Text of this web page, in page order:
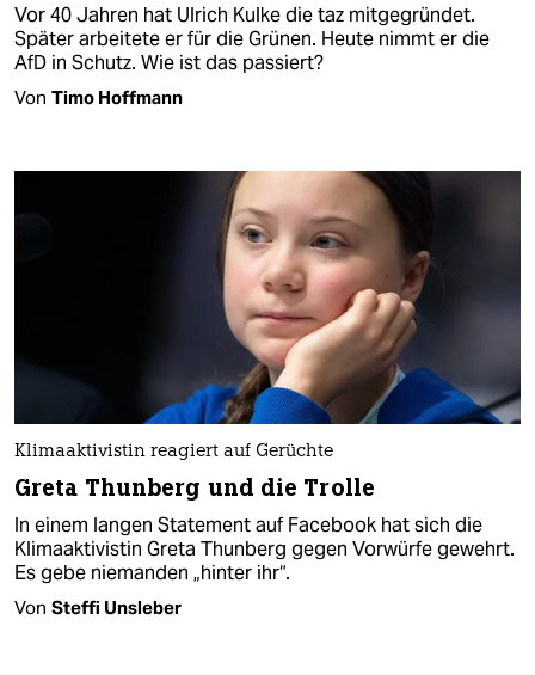
Vor 40 Jahren hat Ulrich Kulke die taz mitgegründet.
Später arbeitete er für die Grünen. Heute nimmt er die
AfD in Schutz. Wie ist das passiert?
Von Timo Hoffmann
Klimaaktivistin reagiert auf Gerüchte
Greta Thunberg und die Trolle
In einem langen Statement auf Facebook hat sich die
Klimaaktivistin Greta Thunberg gegen Vorwürfe gewehrt.
Es gebe niemanden „hinter ihr“.
Von Steffi Unsleber